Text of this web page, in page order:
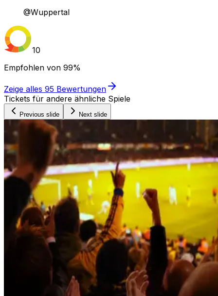
@Wuppertal
10
Empfohlen von 99%
Zeige alles 95 Bewertungen
Tickets für andere ähnliche Spiele
Previous slide Next slide